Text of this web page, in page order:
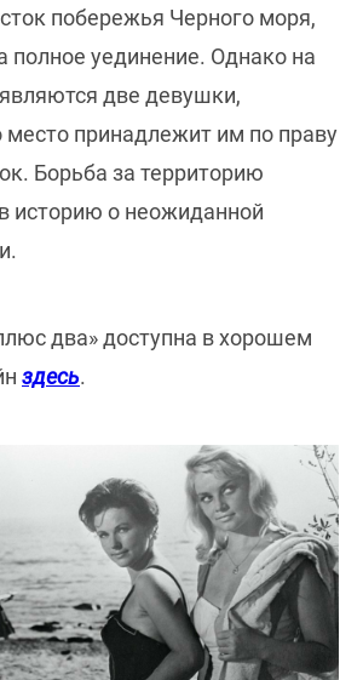
побережья Черного моря,
полное уединение. Однако на
две девушки,
место принадлежит им по праву
Борьба за территорию
историю о неожиданной
два» доступна в хорошем
здесь.